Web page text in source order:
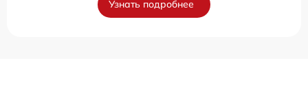
Узнать подробнее